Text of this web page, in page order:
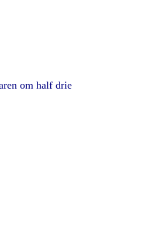
om half drie